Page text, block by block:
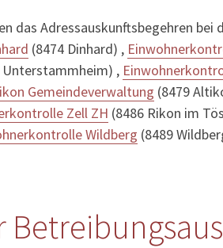
das Adressauskunftsbegehren bei
(8474 Dinhard) ,
Unterstammheim) ,
Gemeindeverwaltung (8479
Zell ZH (8486 Rikon im
Wildberg (8489